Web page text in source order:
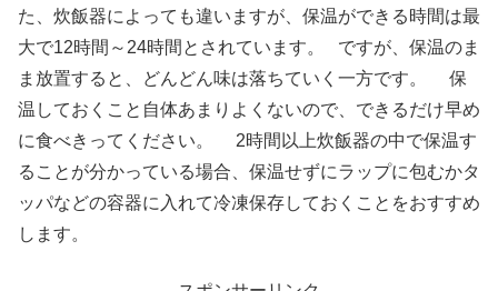
た、炊飯器によっても違いますが、保温ができる時間は最
大で12時間～24時間とされています。 ですが、保温のま
ま放置すると、どんどん味は落ちていく一方です。 保
温しておくこと自体あまりよくないので、できるだけ早め
に食べきってください。 2時間以上炊飯器の中で保温す
ることが分かっている場合、保温せずにラップに包むかタ
ッパなどの容器に入れて冷凍保存しておくことをおすすめ
します。